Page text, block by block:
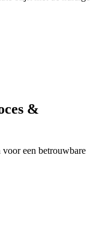
&
voor een betrouwbare